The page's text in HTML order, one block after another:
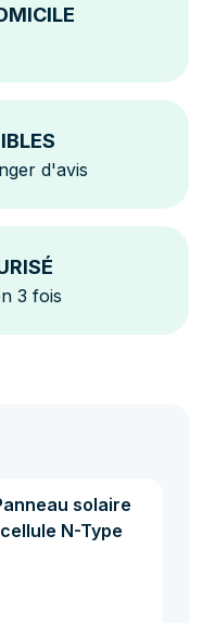
pour profiter de
et en toute
d'avis
3 fois
solaire
N-Type